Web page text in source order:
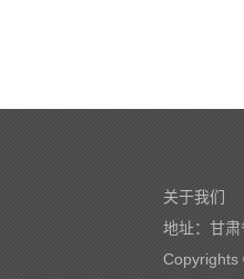
关于我们
地址：甘
Copyrights